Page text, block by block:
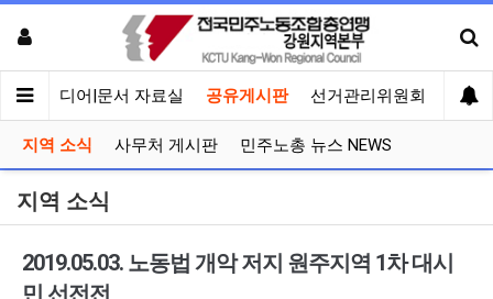
견 미디어|문서 자료실 공유게시판 선거관리위원회
지역 소식 사무처 게시판 민주노총 뉴스 NEWS
지역 소식
2019.05.03. 노동법 개악 저지 원주지역 1차 대시
민 선전전